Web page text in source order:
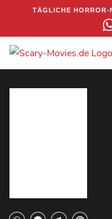
TÄGLICHE HORROR-